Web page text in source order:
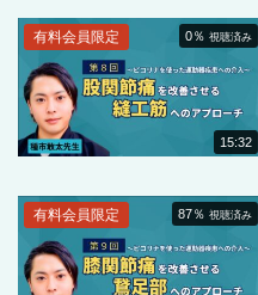
15:32
0％視聴済み
有料会員限定
87％視聴済み
有料会員限定